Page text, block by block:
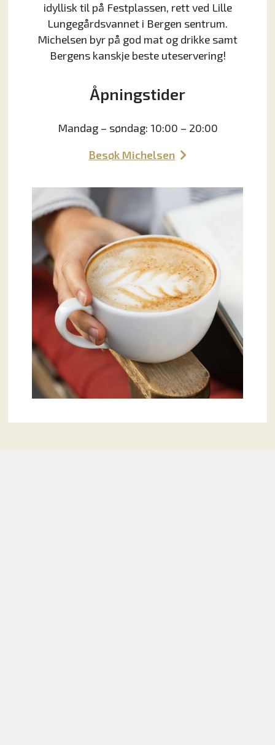
idyllisk til på Festplassen, rett ved Lille
Lungegårdsvannet i Bergen sentrum.
Michelsen byr på god mat og drikke samt
Bergens kanskje beste uteservering!
Åpningstider
Mandag – søndag: 10:00 – 20:00
Besøk Michelsen